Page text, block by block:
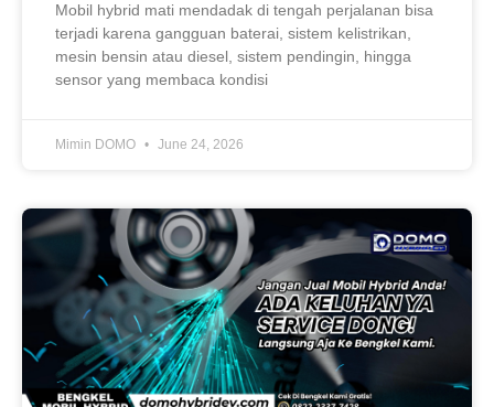
Mobil hybrid mati mendadak di tengah perjalanan bisa
terjadi karena gangguan baterai, sistem kelistrikan,
mesin bensin atau diesel, sistem pendingin, hingga
sensor yang membaca kondisi
Mimin DOMO June 24, 2026